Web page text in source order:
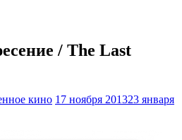
/ The Last
кино 17 ноября 201323 января